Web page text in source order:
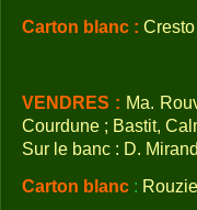
Carton blanc :
VENDRES : Ma.
Courdune ; Bastit,
Sur le banc : D.
Carton blanc :